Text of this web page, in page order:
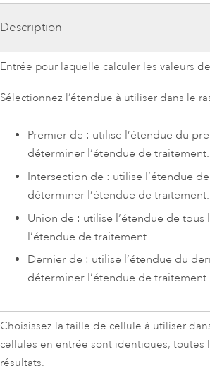
Description
Entrée pour laquelle calculer les valeurs
Sélectionnez l’étendue à utiliser dans le
Premier de : utilise l’étendue du
déterminer l’étendue de traitement.
Intersection de : utilise l’étendue
déterminer l’étendue de
Union de : utilise l’étendue de
l’étendue de traitement.
Dernier de : utilise l’étendue du
déterminer l’étendue de traitement.
Choisissez la taille de cellule à utiliser
cellules en entrée sont identiques, toutes
résultats.